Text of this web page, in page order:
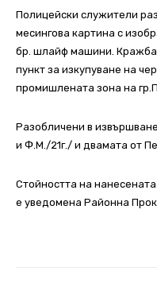
Полицейски служители
месингова картина с
бр. шлайф машини.
пункт за изкупуване на
промишлената зона на
Разобличени в
и Ф.М./21г./ и двамата от
Стойността на
е уведомена Районна